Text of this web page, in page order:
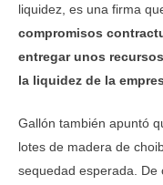
liquidez, es una firma
compromisos
entregar unos
la liquidez de la
Gallón también apuntó
lotes de madera de
sequedad esperada. De